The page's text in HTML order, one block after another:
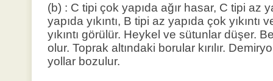
(b) : C tipi çok yapıda ağır hasar, C tipi az
yapıda yıkıntı, B tipi az yapıda çok yıkıntı
yıkıntı görülür. Heykel ve sütunlar düşer.
olur. Toprak altındaki borular kırılır.
yollar bozulur.